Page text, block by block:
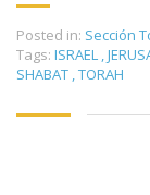
Posted in: Sección
Tags: ISRAEL ,
SHABAT ,TORAH